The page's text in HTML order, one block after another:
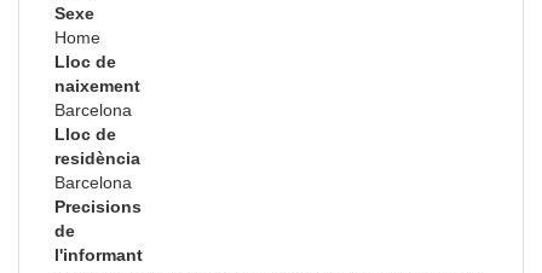
Sexe
Home
Lloc de
naixement
Barcelona
Lloc de
residència
Barcelona
Precisions
de
l'informant